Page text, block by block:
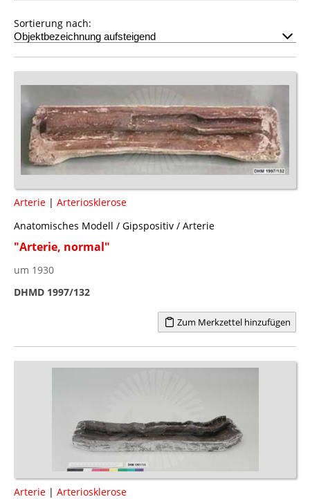
Sortierung nach:
Arterie | Arteriosklerose
Anatomisches Modell / Gipspositiv / Arterie
"Arterie, normal"
um 1930
DHMD 1997/132
Zum Merkzettel hinzufügen
Arterie | Arteriosklerose